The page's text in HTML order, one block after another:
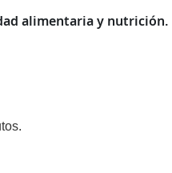
alimentaria y nutrición.